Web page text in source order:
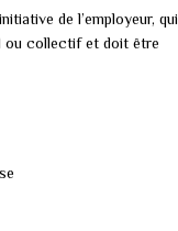
de l’employeur, qui
ou collectif et doit être